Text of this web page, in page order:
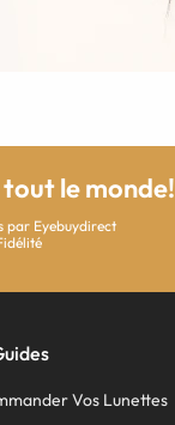
le monde!
par Eyebuydirect
Vos Lunettes